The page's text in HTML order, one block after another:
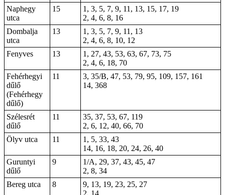
Naphegy
utca
15
1, 3, 5, 7, 9, 11, 13, 15, 17, 19
2, 4, 6, 8, 16
Dombalja
utca
13
1, 3, 5, 7, 9, 11, 13
2, 4, 6, 8, 10, 12
Fenyves
13
1, 27, 43, 53, 63, 67, 73, 75
2, 4, 6, 18, 70
Fehérhegyi
dűlő
(Fehérhegy
dűlő)
11
3, 35/B, 47, 53, 79, 95, 109, 157, 161
14, 368
Szélesrét
dűlő
11
35, 37, 53, 67, 119
2, 6, 12, 40, 66, 70
Ölyv utca
11
1, 5, 33, 43
14, 16, 18, 20, 24, 26, 40
Guruntyi
dűlő
9
1/A, 29, 37, 43, 45, 47
2, 8, 34
Bereg utca
8
9, 13, 19, 23, 25, 27
2, 14